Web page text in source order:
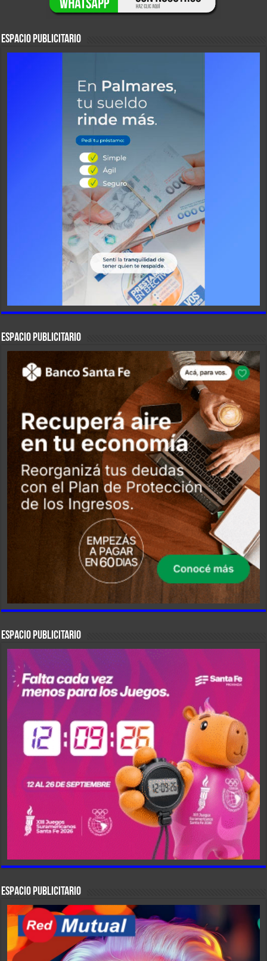
ESPACIO PUBLICITARIO
ESPACIO PUBLICITARIO
ESPACIO PUBLICITARIO
ESPACIO PUBLICITARIO